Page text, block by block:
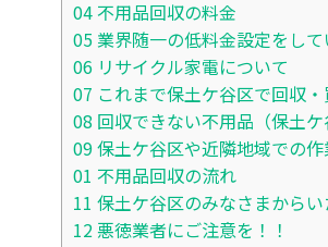
04不用品回収の料金
05業界随一の低料金設定をし
06 リサイクル家電について
07 これまで保土ケ谷区で回収
08 回収できない不用品（保土ケ
09保土ケ谷区や近隣地域での
01 不用品回収の流れ
11 保土ケ谷区のみなさまから
12悪徳業者にご注意を！！